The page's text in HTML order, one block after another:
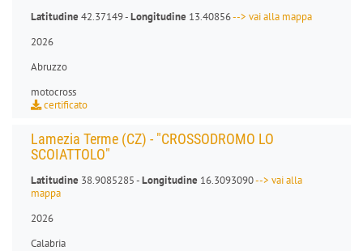
Latitudine42.37149 -Longitudine 13.40856--> vai alla mappa
2026
Abruzzo
motocross
certificato
Lamezia Terme (CZ) - "CROSSODROMO LO
SCOIATTOLO"
Latitudine 38.9085285 -Longitudine 16.3093090--> vai alla
mappa
2026
Calabria